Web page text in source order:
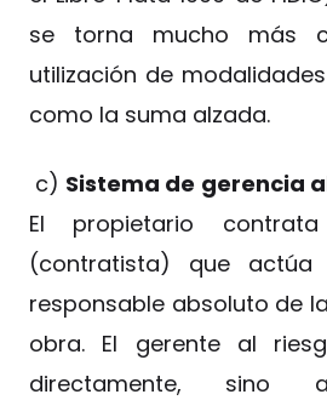
se torna mucho más
utilización de
como la suma alzada.
c) Sistema de gerencia
El propietario
(contratista) que
responsable absoluto de
obra. El gerente al
directamente,